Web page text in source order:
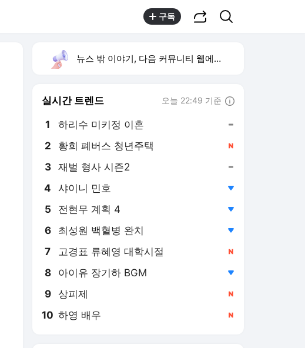
구독
뉴스 밖 이야기, 다음 커뮤니티 웹에서 보기
실시간 트렌드 오늘 22:49 기준
1 하리수 미키정 이혼
2 황희 폐버스 청년주택
3 재벌 형사 시즌2
4 샤이니 민호
5 전현무 계획 4
6 최성원 백혈병 완치
7 고경표 류혜영 대학시절
8 아이유 장기하 BGM
9 상피제
10 하영 배우